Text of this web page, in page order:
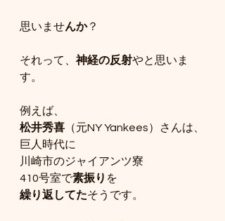
思いませんか？
それって、 神経の反射やと思いま
す。
例えば、
松井秀喜 （元NY Yankees）さんは、
巨人時代に
川崎市のジャイアンツ寮
410号室で素振り を
繰り返してたそうです。